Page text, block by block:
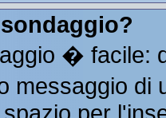
� facile:
messaggio